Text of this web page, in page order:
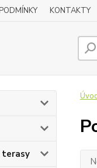
KONTAKTY
terasy